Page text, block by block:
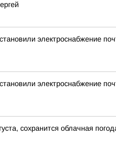
электроснабжение
электроснабжение
сохранится облачная